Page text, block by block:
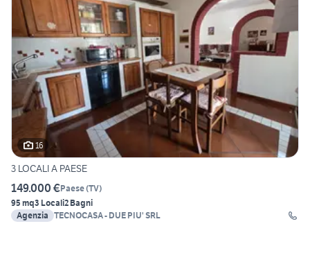
16
3 LOCALI A PAESE
149.000 €Paese(TV)
95 mq3 Locali2 Bagni
Agenzia TECNOCASA - DUE PIU' SRL